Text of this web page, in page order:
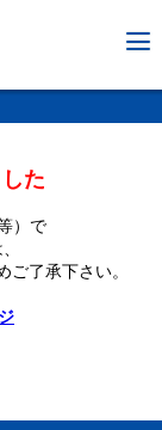
た
）で
ご了承下さい。